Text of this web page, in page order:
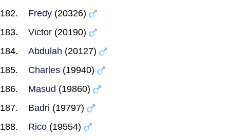
Fredy (20326)
Victor (20190)
Abdulah (20127)
Charles (19940)
Masud (19860)
Badri (19797)
Rico (19554)